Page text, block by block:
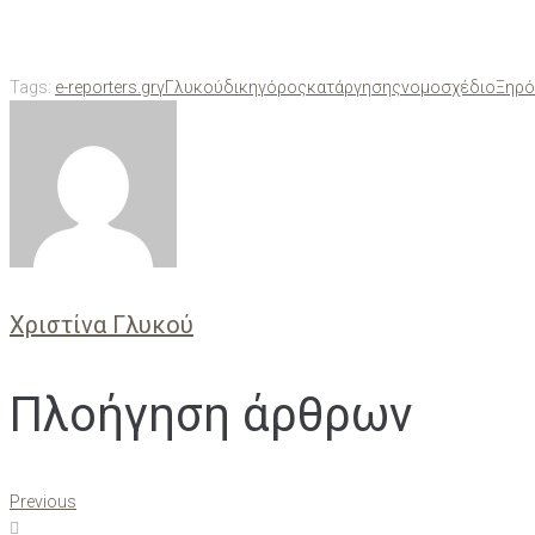
Tags: e-reporters.grγΓλυκούδικηγόροςκατάργησηςνομοσχέδιο
Χριστίνα Γλυκού
Πλοήγηση άρθρων
Previous